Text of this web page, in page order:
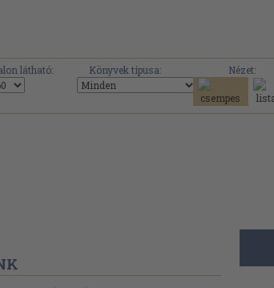
látható: Könyvek típusa:
Nézet: